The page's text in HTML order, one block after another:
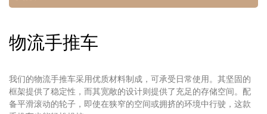
物流手推车
我们的物流手推车采用优质材料制成，可承受日常使用。其坚固的
框架提供了稳定性，而其宽敞的设计则提供了充足的存储空间。配
备平滑滚动的轮子，即使在狭窄的空间或拥挤的环境中行驶，这款